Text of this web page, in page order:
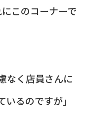
このコーナーで
なく店員さんに
いるのですが」